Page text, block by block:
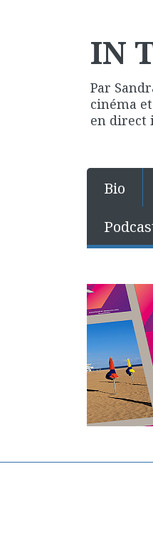
IN
Par
cinéma
en direct
Bio